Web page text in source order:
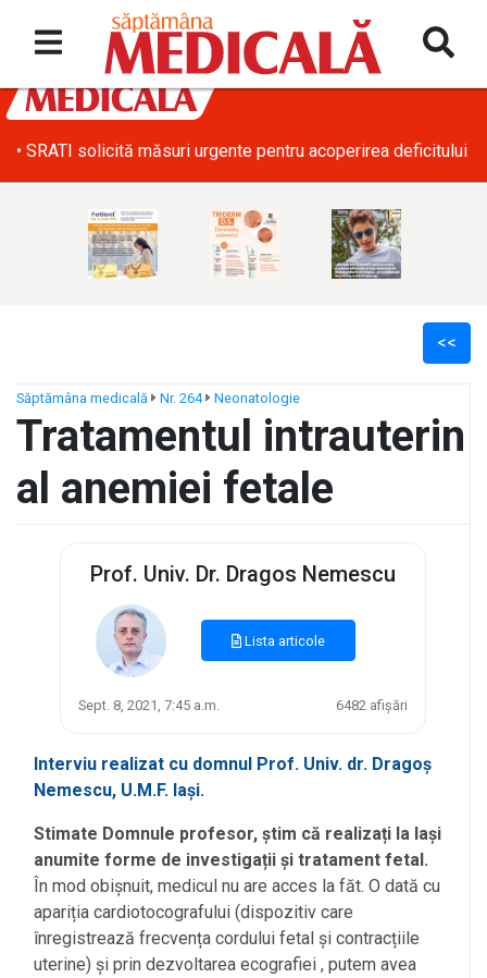
• SRATI solicită măsuri urgente pentru acoperirea deficitului
<<
Săptămâna medicală Nr. 264 Neonatologie
Tratamentul intrauterin
al anemiei fetale
Prof. Univ. Dr. Dragos Nemescu
Lista articole
Sept. 8, 2021, 7:45 a.m. 6482 afișări
Interviu realizat cu domnul Prof. Univ. dr. Dragoș
Nemescu, U.M.F. Iași.
Stimate Domnule profesor, știm că realizați la Iași
anumite forme de investigații și tratament fetal.
În mod obișnuit, medicul nu are acces la făt. O dată cu
apariția cardiotocografului (dispozitiv care
înregistrează frecvența cordului fetal și contracțiile
uterine) și prin dezvoltarea ecografiei , putem avea